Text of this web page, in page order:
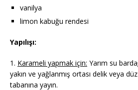
vanilya
limon kabuğu rendesi
Yapılışı:
1. Karameli yapmak için: Yarım su
yakın ve yağlanmış ortası delik veya düz
tabanına yayın.